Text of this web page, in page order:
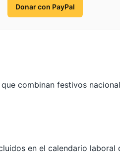
Donar con PayPal
que combinan festivos
en el calendario laboral